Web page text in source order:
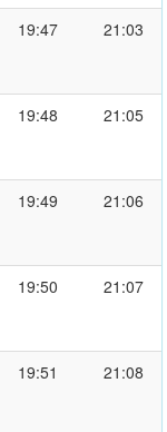
19:47 21:03
19:48 21:05
19:49 21:06
19:50 21:07
19:51 21:08